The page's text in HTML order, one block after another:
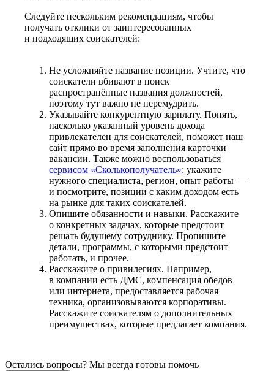
Следуйте нескольким рекомендациям, чтобы
получать отклики от заинтересованных
и подходящих соискателей:
Не усложняйте название позиции. Учтите, что
соискатели вбивают в поиск
распространённые названия должностей,
поэтому тут важно не перемудрить.
Указывайте конкурентную зарплату. Понять,
насколько указанный уровень дохода
привлекателен для соискателей, поможет наш
сайт прямо во время заполнения карточки
вакансии. Также можно воспользоваться
сервисом «Сколькополучатель»: укажите
нужного специалиста, регион, опыт работы —
и посмотрите, позиции с каким доходом есть
на рынке для таких соискателей.
Опишите обязанности и навыки. Расскажите
о конкретных задачах, которые предстоит
решать будущему сотруднику. Пропишите
детали, программы, с которыми предстоит
работать, и прочее.
Расскажите о привилегиях. Например,
в компании есть ДМС, компенсация обедов
или интернета, предоставляется рабочая
техника, организовываются корпоративы.
Расскажите соискателям о дополнительных
преимуществах, которые предлагает компания.
Остались вопросы? Мы всегда готовы помочь